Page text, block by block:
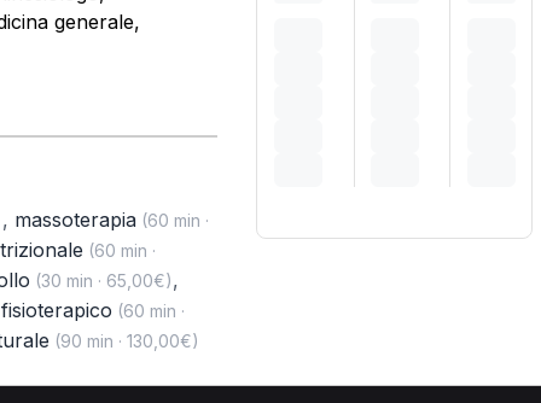
generale,
, massoterapia(60 min ·
(60 min ·
(30 min · 65,00€),
(60 min ·
(90 min · 130,00€)